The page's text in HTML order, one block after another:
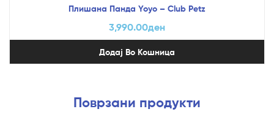
Плишана Панда Yoyo – Club Petz
3,990.00ден
Додај Во Кошница
Поврзани продукти